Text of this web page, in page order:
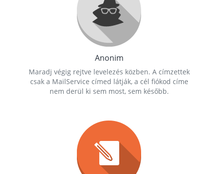
Anonim
Maradj végig rejtve levelezés közben. A címzettek
csak a MailService címed látják, a cél fiókod címe
nem derül ki sem most, sem később.